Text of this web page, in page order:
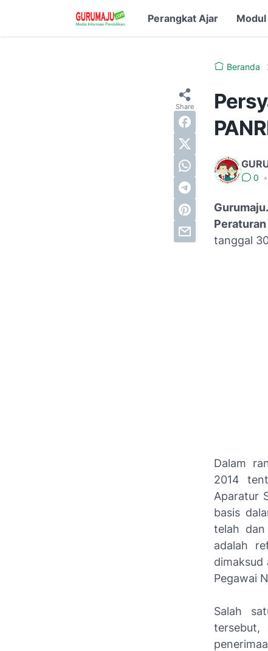
Perangkat Ajar
Beranda
0 •
tanggal
Dalam
2014
Aparatur
basis
telah dan
adalah
Pegawai
Salah